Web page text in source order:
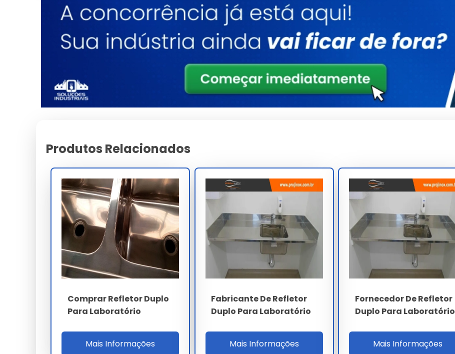
Nossa empresa se destaca no mercado pela seriedade com que trata o fornecimento de
. Nossos produtos são selecionados criteriosamente para garantir que você
tenha em mãos uma ferramenta de alta confiabilidade.
Especificações Técnicas
Detalhes
Estrutura reforçada para uso contínuo
Certificação
Validado sob rigorosos testes de qualidade
Facilidade de instalação e integração em sistemas complexos.
Qualidade validada pelos maiores especialistas do setor.
Redução comprovada de manutenções não programadas no sistema.
Design moderno que facilita a inspeção e limpeza periódica.
Alta adaptabilidade a diferentes exigências e normas técnicas.
Máxima proteção contra agentes externos e desgaste precoce.
Preço e Orçamento
técnica e o volume da sua necessidade. Trabalhamos com propostas personalizadas para garantir o melhor
custo-benefício em cada projeto.
Onde Comprar Fabricante De Refletor Simples Para Laboratório
Produtos Relacionados
Comprar Refletor Duplo
Para Laboratório
Mais Informações
Fabricante De Refletor
Duplo Para Laboratório
Mais Informações
Fornecedor De Refletor
Duplo Para Laboratório
Mais Informações